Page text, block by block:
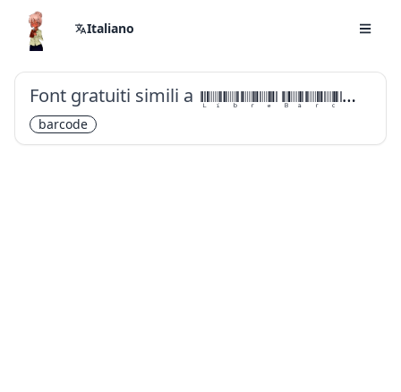
Italiano
Font gratuiti simili a Libre Barcode 39 Extended Text
barcode